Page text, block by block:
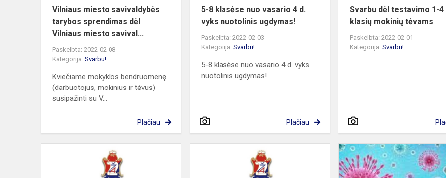
Vilniaus miesto savivaldybės
tarybos sprendimas dėl
Vilniaus miesto savival...
Paskelbta: 2022-02-08
Kategorija: Svarbu!
Kviečiame mokyklos bendruomenę
(darbuotojus, mokinius ir tėvus)
susipažinti su V...
Plačiau
ugdymas!
5-8 klasėse nuo vasario 4 d.
vyks nuotolinis ugdymas!
Paskelbta: 2022-02-03
Kategorija:Svarbu!
5-8 klasėse nuo vasario 4 d. vyks
nuotolinis ugdymas!
Plačiau
Svarbu dėl testavimo 1-4
klasių mokinių tėvams
Paskelbta: 2022-02-01
Kategorija:Svarbu!
Greitieji
antigenų
testai